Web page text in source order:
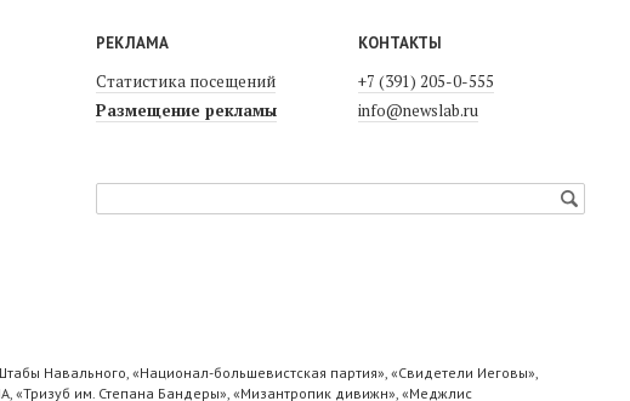
РЕКЛАМА
Статистика посещений
Размещение рекламы
КОНТАКТЫ
+7 (391) 205-0-555
info@newslab.ru
Навального, «Национал-большевистская партия», «Свидетели Иеговы»,
«Тризуб им. Степана Бандеры», «Мизантропик дивижн», «Меджлис